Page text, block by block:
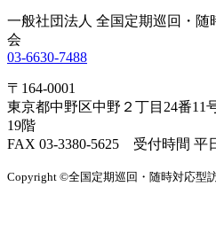
一般社団法人 全国定期巡回・随
会
03-6630-7488
〒164-0001
東京都中野区中野２丁目24番
19階
FAX 03-3380-5625 受付時間 平
Copyright ©全国定期巡回・随時対応型